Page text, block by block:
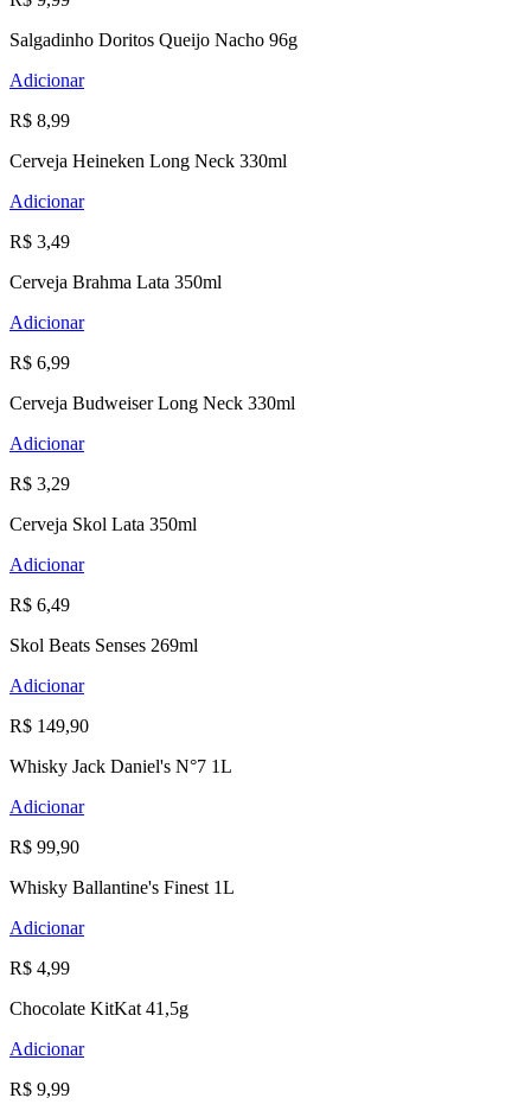
Salgadinho Doritos Queijo Nacho 96g
Adicionar
R$ 8,99
Cerveja Heineken Long Neck 330ml
Adicionar
R$ 3,49
Cerveja Brahma Lata 350ml
Adicionar
R$ 6,99
Cerveja Budweiser Long Neck 330ml
Adicionar
R$ 3,29
Cerveja Skol Lata 350ml
Adicionar
R$ 6,49
Skol Beats Senses 269ml
Adicionar
R$ 149,90
Whisky Jack Daniel's N°7 1L
Adicionar
R$ 99,90
Whisky Ballantine's Finest 1L
Adicionar
R$ 4,99
Chocolate KitKat 41,5g
Adicionar
R$ 9,99